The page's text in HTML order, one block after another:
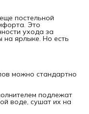
постельной
Это
ухода за
на ярлыке. Но есть
можно стандартно
подлежат
воде, сушат их на